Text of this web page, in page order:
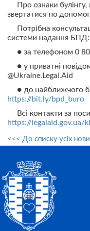
Про ознаки булінгу,
звертатися по
Потрібна
системи надання БПД:
● за телефоном 0
● у приватні
@Ukraine.Legal.Aid
● до найближчого
https://bit.ly/bpd_buro
Всі контакти за
https://legalaid.gov.ua/
<<< До списку усіх